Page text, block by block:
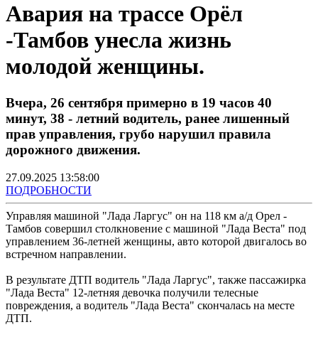
Авария на трассе Орёл
-Тамбов унесла жизнь
молодой женщины.
Вчера, 26 сентября примерно в 19 часов 40
минут, 38 - летний водитель, ранее лишенный
прав управления, грубо нарушил правила
дорожного движения.
27.09.2025 13:58:00
ПОДРОБНОСТИ
Управляя машиной "Лада Ларгус" он на 118 км а/д Орел -
Тамбов совершил столкновение с машиной "Лада Веста" под
управлением 36-летней женщины, авто которой двигалось во
встречном направлении.
В результате ДТП водитель "Лада Ларгус", также пассажирка
"Лада Веста" 12-летняя девочка получили телесные
повреждения, а водитель "Лада Веста" скончалась на месте
ДТП.